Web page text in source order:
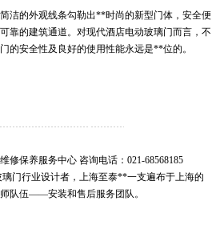
洁的外观线条勾勒出**时尚的新型门体，安全便
靠的建筑通道。对现代酒店电动玻璃门而言，不
的安全性及良好的使用性能永远是**位的。
修保养服务中心 咨询电话：021-68568185
璃门行业设计者，上海至泰**一支遍布于上海的
队伍——安装和售后服务团队。